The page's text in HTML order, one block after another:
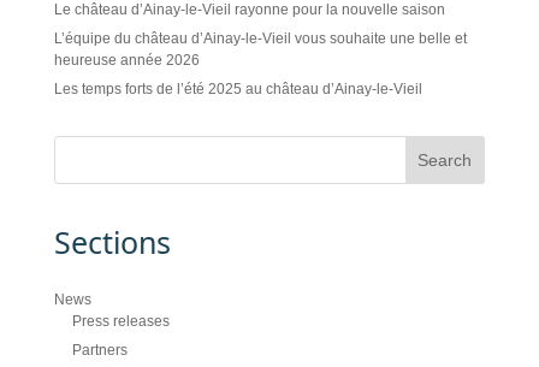
Le château d’Ainay-le-Vieil rayonne pour la nouvelle saison
L’équipe du château d’Ainay-le-Vieil vous souhaite une belle et
heureuse année 2026
Les temps forts de l’été 2025 au château d’Ainay-le-Vieil
Sections
News
Press releases
Partners